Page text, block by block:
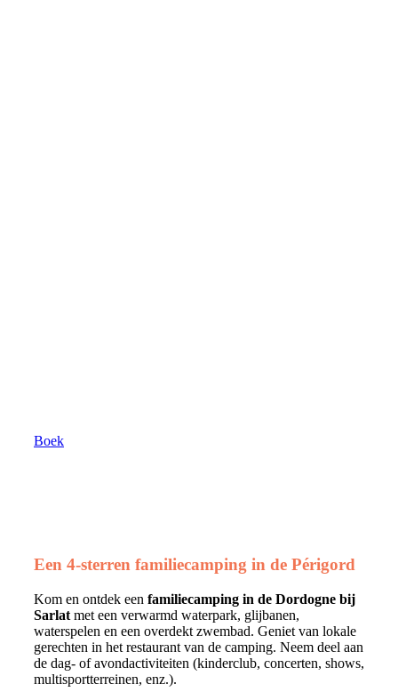
Boek
Een 4-sterren familiecamping in de Périgord
Kom en ontdek een familiecamping in de Dordogne bij
Sarlat met een verwarmd waterpark, glijbanen,
waterspelen en een overdekt zwembad. Geniet van lokale
gerechten in het restaurant van de camping. Neem deel aan
de dag- of avondactiviteiten (kinderclub, concerten, shows,
multisportterreinen, enz.).